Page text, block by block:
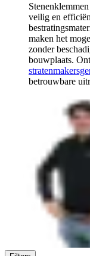
veilig en
maken het
zonder
bouwplaats.
betrouwbare